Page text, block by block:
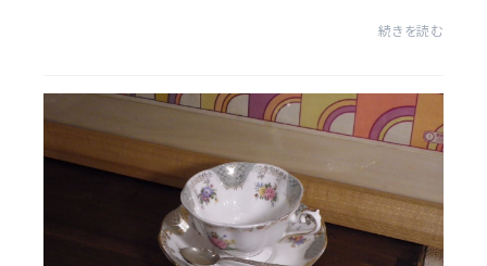
続きを読む